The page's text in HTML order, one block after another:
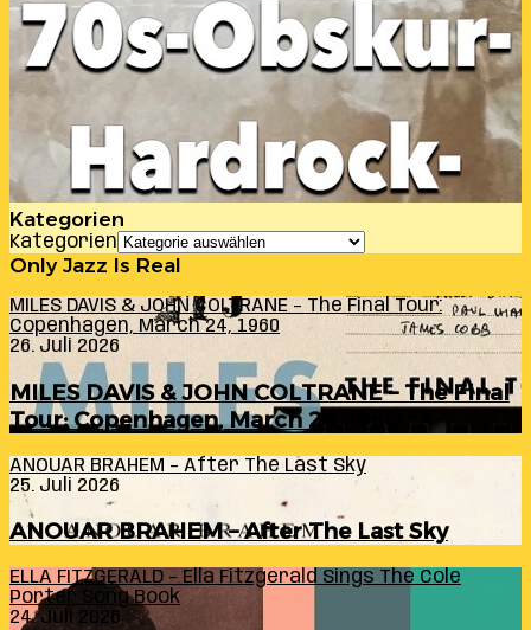
Kategorien
Kategorien
Only Jazz Is Real
MILES DAVIS & JOHN COLTRANE – The Final Tour:
Copenhagen, March 24, 1960
26. Juli 2026
MILES DAVIS & JOHN COLTRANE – The Final
Tour: Copenhagen, March 24, 1960
ANOUAR BRAHEM – After The Last Sky
25. Juli 2026
ANOUAR BRAHEM – After The Last Sky
ELLA FITZGERALD – Ella Fitzgerald Sings The Cole
Porter Song Book
24. Juli 2026